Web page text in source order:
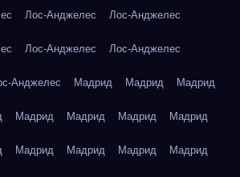
Лос-Анджелес Лос-Анджелес
Лос-Анджелес Лос-Анджелес
Анджелес Мадрид Мадрид Мадрид
Мадрид Мадрид Мадрид Мадрид
Мадрид Мадрид Мадрид Мадрид